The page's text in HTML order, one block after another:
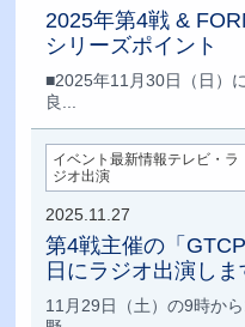
2025年第4戦 &
シリーズポイント
■2025年11月30日（日）
良...
イベント最新情報テレビ・ラ
ジオ出演
2025.11.27
第4戦主催の「
日にラジオ出演しま
11月29日（土）の9時か